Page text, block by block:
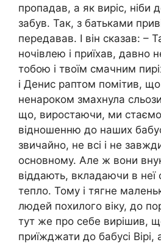
пропадав, а як виріс, ніби
забув. Так, з батьками
передавав. І він сказав: –
ночівлею і приїхав, давно
тобою і твоїм смачним
і Денис раптом помітив,
ненароком змахнула
що, виростаючи, ми
відношенню до наших
звичайно, не всі і не
основному. Але ж вони
віддають, вкладаючи в неї
тепло. Тому і тягне
людей похилого віку, до
тут же про себе вирішив,
приїжджати до бабусі